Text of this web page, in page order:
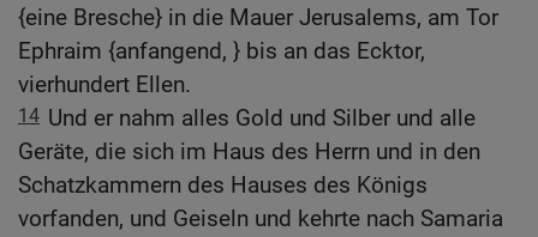
{eine Bresche} in die Mauer Jerusalems, am Tor
Ephraim {anfangend, } bis an das Ecktor,
vierhundert Ellen.
14 Und er nahm alles Gold und Silber und alle
Geräte, die sich im Haus des Herrn und in den
Schatzkammern des Hauses des Königs
vorfanden, und Geiseln und kehrte nach Samaria